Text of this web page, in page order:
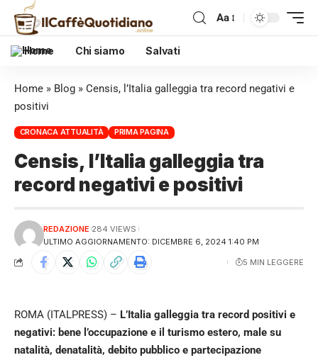
Aa
Home Chi siamo Salvati
Home » Blog » Censis, l’Italia galleggia tra record negativi e
positivi
CRONACA ATTUALITÀ PRIMA PAGINA
Censis, l’Italia galleggia tra
record negativi e positivi
ULTIMO AGGIORNAMENTO: DICEMBRE 6, 2024 1:40 PM
REDAZIONE 284 VIEWS
5 MIN LEGGERE
ROMA (ITALPRESS) – L’Italia galleggia tra record positivi e
negativi: bene l’occupazione e il turismo estero, male su
natalità, denatalità, debito pubblico e partecipazione